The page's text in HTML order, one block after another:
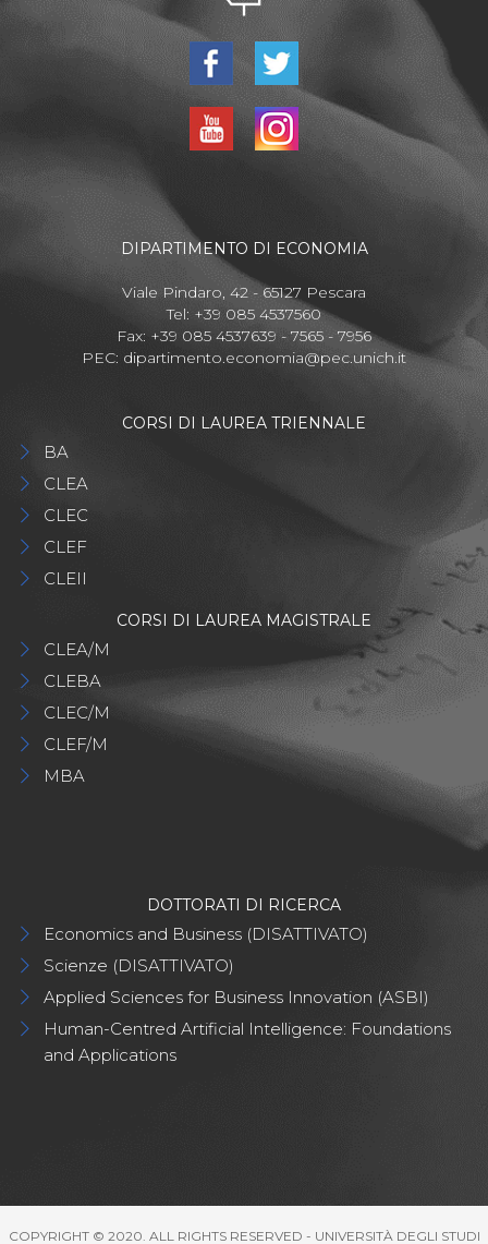
DIPARTIMENTO DI ECONOMIA
Viale Pindaro, 42 - 65127 Pescara
Tel: +39 085 4537560
Fax: +39 085 4537639 - 7565 - 7956
PEC: dipartimento.economia@pec.unich.it
CORSI DI LAUREA TRIENNALE
BA
CLEA
CLEC
CLEF
CLEII
CORSI DI LAUREA MAGISTRALE
CLEA/M
CLEBA
CLEC/M
CLEF/M
MBA
DOTTORATI DI RICERCA
Economics and Business (DISATTIVATO)
Scienze (DISATTIVATO)
Applied Sciences for Business Innovation (ASBI)
Human-Centred Artificial Intelligence: Foundations
and Applications
COPYRIGHT © 2020. ALL RIGHTS RESERVED - UNIVERSITÀ DEGLI STUDI